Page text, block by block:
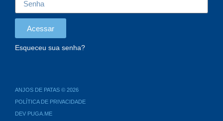
ANJOS DE PATAS © 2026
POLÍTICA DE PRIVACIDADE
DEV PUGA.ME
Acessar
Esqueceu sua senha?